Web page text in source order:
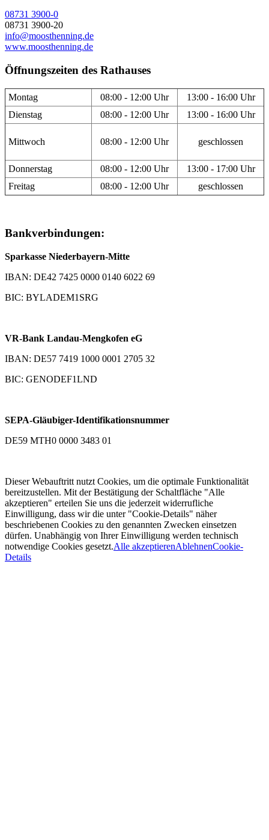
08731 3900-0
08731 3900-20
info@moosthenning.de
www.moosthenning.de
Öffnungszeiten des Rathauses
Montag 08:00 - 12:00 Uhr
13:00 - 16:00 Uhr
Dienstag
08:00 - 12:00 Uhr 13:00 - 16:00 Uhr
Mittwoch 08:00 - 12:00 Uhr geschlossen
Donnerstag 08:00 - 12:00 Uhr
13:00 - 17:00 Uhr
Freitag
08:00 - 12:00 Uhr geschlossen
Bankverbindungen:
Sparkasse Niederbayern-Mitte
IBAN: DE42 7425 0000 0140 6022 69
BIC: BYLADEM1SRG
VR-Bank Landau-Mengkofen eG
IBAN: DE57 7419 1000 0001 2705 32
BIC: GENODEF1LND
SEPA-Gläubiger-Identifikationsnummer
DE59 MTH0 0000 3483 01
Dieser Webauftritt nutzt Cookies, um die optimale Funktionalität
bereitzustellen. Mit der Bestätigung der Schaltfläche "Alle
akzeptieren" erteilen Sie uns die jederzeit widerrufliche
Einwilligung, dass wir die unter "Cookie-Details" näher
beschriebenen Cookies zu den genannten Zwecken einsetzen
dürfen. Unabhängig von Ihrer Einwilligung werden technisch
notwendige Cookies gesetzt.Alle akzeptierenAblehnenCookie-
Details